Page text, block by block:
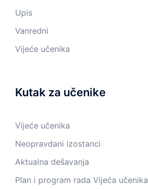
Upis
Vanredni
Vijeće učenika
Kutak za učenike
Vijeće učenika
Neopravdani izostanci
Aktualna dešavanja
Plan i program rada Vijeća učenika